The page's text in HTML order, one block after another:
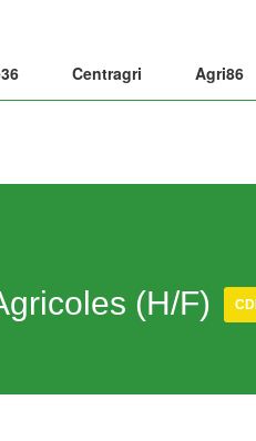
Centragri Agri86
(H/F) CDI